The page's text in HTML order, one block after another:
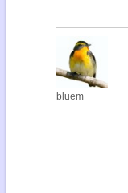
bluem